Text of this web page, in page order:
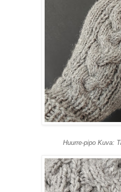
Huurre-pipo Kuva: